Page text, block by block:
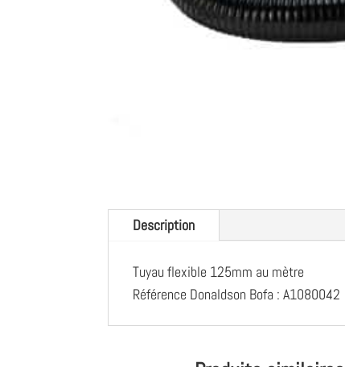
Description
Tuyau flexible 125mm au mètre
Référence Donaldson Bofa : A1080042